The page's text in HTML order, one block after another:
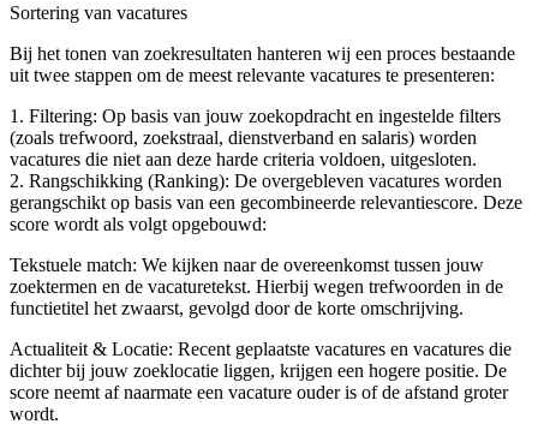
Sortering van vacatures
Bij het tonen van zoekresultaten hanteren wij een proces bestaande
uit twee stappen om de meest relevante vacatures te presenteren:
1. Filtering: Op basis van jouw zoekopdracht en ingestelde filters
(zoals trefwoord, zoekstraal, dienstverband en salaris) worden
vacatures die niet aan deze harde criteria voldoen, uitgesloten.
2. Rangschikking (Ranking): De overgebleven vacatures worden
gerangschikt op basis van een gecombineerde relevantiescore. Deze
score wordt als volgt opgebouwd:
Tekstuele match: We kijken naar de overeenkomst tussen jouw
zoektermen en de vacaturetekst. Hierbij wegen trefwoorden in de
functietitel het zwaarst, gevolgd door de korte omschrijving.
Actualiteit & Locatie: Recent geplaatste vacatures en vacatures die
dichter bij jouw zoeklocatie liggen, krijgen een hogere positie. De
score neemt af naarmate een vacature ouder is of de afstand groter
wordt.